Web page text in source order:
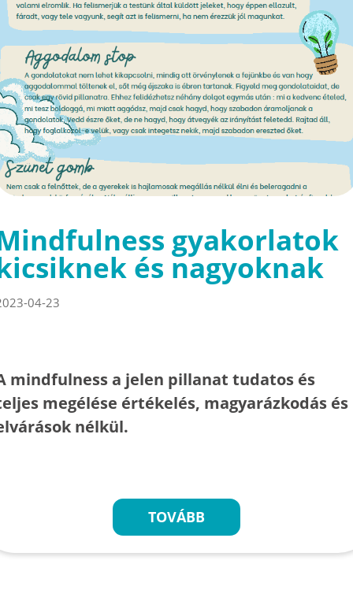
gyakorlatok
és nagyoknak
04-23
mindfulness a jelen pillanat tudatos és
megélése értékelés, magyarázkodás és
nélkül.
TOVÁBB